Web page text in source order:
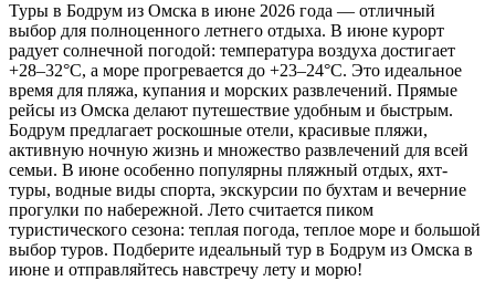
Туры в Бодрум из Омска в июне 2026 года — отличный
выбор для полноценного летнего отдыха. В июне курорт
радует солнечной погодой: температура воздуха достигает
+28–32°C, а море прогревается до +23–24°C. Это идеальное
время для пляжа, купания и морских развлечений. Прямые
рейсы из Омска делают путешествие удобным и быстрым.
Бодрум предлагает роскошные отели, красивые пляжи,
активную ночную жизнь и множество развлечений для всей
семьи. В июне особенно популярны пляжный отдых, яхт-
туры, водные виды спорта, экскурсии по бухтам и вечерние
прогулки по набережной. Лето считается пиком
туристического сезона: теплая погода, теплое море и большой
выбор туров. Подберите идеальный тур в Бодрум из Омска в
июне и отправляйтесь навстречу лету и морю!